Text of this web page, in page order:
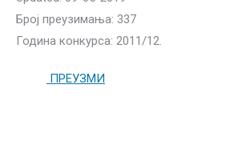
Број преузимања: 337
Година конкурса: 2011/12.
ПРЕУЗМИ